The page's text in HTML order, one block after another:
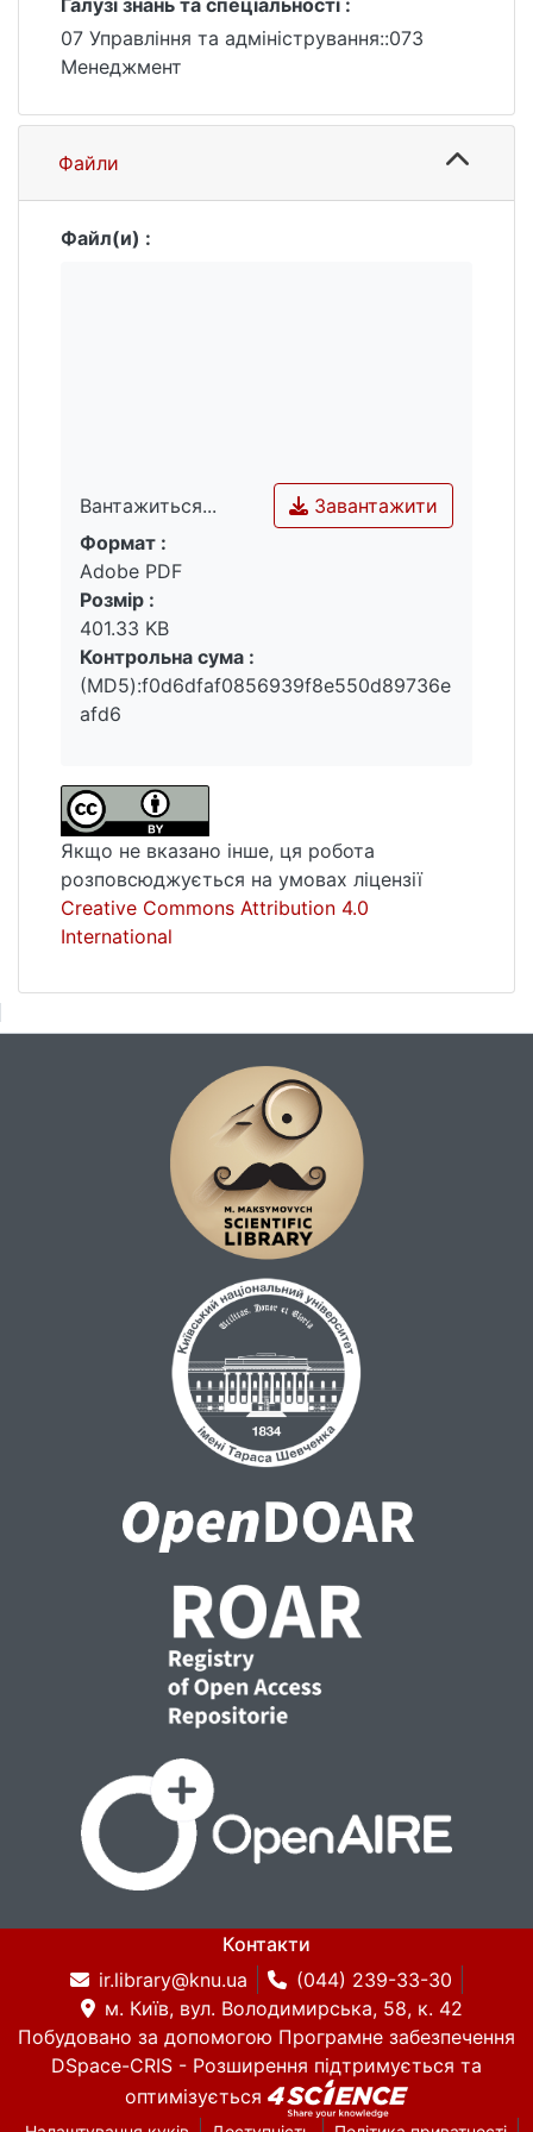
Галузі знань та спеціальності :
07 Управління та адміністрування::073
Менеджмент
Файли
Файл(и) :
Вантажиться...
Вантажиться...
Завантажити
Формат :
Adobe PDF
Розмір :
401.33 KB
Контрольна сума :
(MD5):f0d6dfaf0856939f8e550d89736e
afd6
Якщо не вказано інше, ця робота
розповсюджується на умовах ліцензії
Creative Commons Attribution 4.0
International
Контакти
ir.library@knu.ua
(044) 239-33-30
м. Київ, вул. Володимирська, 58, к. 42
Побудовано за допомогою Програмне забезпечення
DSpace-CRIS - Розширення підтримується та
оптимізується